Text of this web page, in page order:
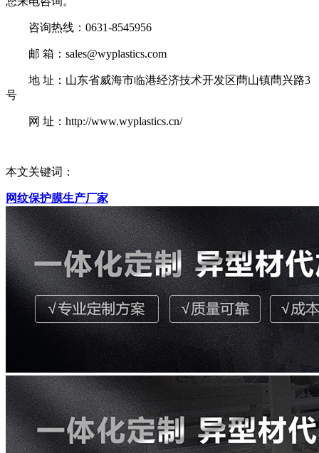
咨询热线：0631-8545956
邮 箱：sales@wyplastics.com
地 址：山东省威海市临港经济技术开发区蔄山镇蔄兴路3
号
网 址：http://www.wyplastics.cn/
本文关键词：
网纹保护膜生产厂家